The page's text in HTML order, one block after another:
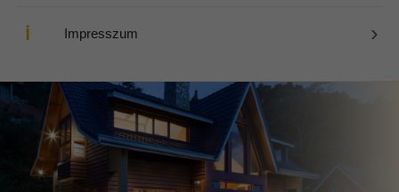
ℹ Impresszum ›